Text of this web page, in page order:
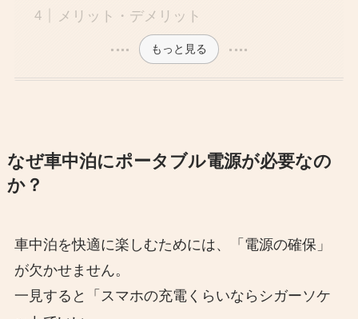
メリット・デメリット
もっと見る
なぜ車中泊にポータブル電源が必要なの
か？
車中泊を快適に楽しむためには、「電源の確保」
が欠かせません。
一見すると「スマホの充電くらいならシガーソケ